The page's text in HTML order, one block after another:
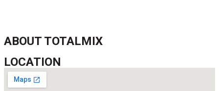
ABOUT TOTALMIX
LOCATION